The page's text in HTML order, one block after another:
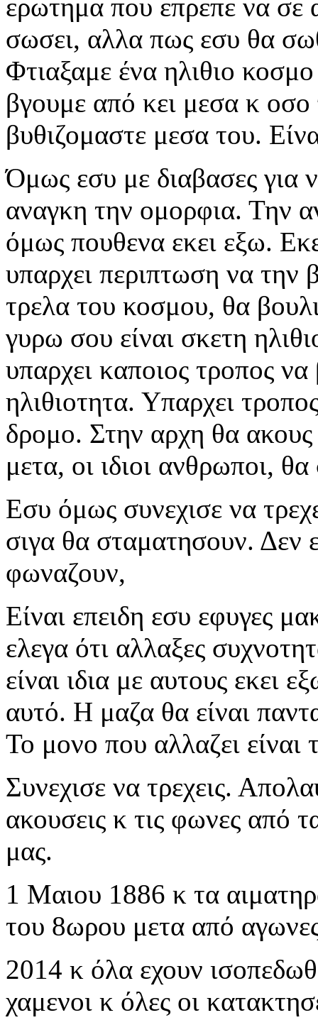
ερωτημα που επρεπε να σε
σωσει, αλλα πως εσυ θα
Φτιαξαμε ένα ηλιθιο
βγουμε από κει μεσα κ
βυθιζομαστε μεσα του.
Όμως εσυ με διαβασες για
αναγκη την ομορφια. Την
όμως πουθενα εκει εξω.
υπαρχει περιπτωση να την
τρελα του κοσμου, θα
γυρω σου είναι σκετη
υπαρχει καποιος τροπος
ηλιθιοτητα. Υπαρχει
δρομο. Στην αρχη θα
μετα, οι ιδιοι ανθρωποι,
Εσυ όμως συνεχισε να
σιγα θα σταματησουν. Δεν
φωναζουν,
Είναι επειδη εσυ εφυγες
ελεγα ότι αλλαξες
είναι ιδια με αυτους εκει
αυτό. Η μαζα θα είναι
Το μονο που αλλαζει είναι
Συνεχισε να τρεχεις.
ακουσεις κ τις φωνες από
μας.
1 Μαιου 1886 κ τα
του 8ωρου μετα από
2014 κ όλα εχουν
χαμενοι κ όλες οι